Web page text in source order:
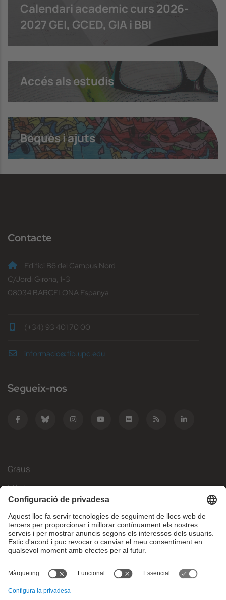
Calendari academic curs 2026-
2027 GEI, GCED, GIA i BBI
Accés als estudis
Beques i ajuts
Contacte
Edifici B6 del Campus Nord
C/Jordi Girona, 1-3
08034 BARCELONA Espanya
(+34) 93 401 70 00
informacio@fib.upc.edu
Segueix-nos
Graus
Màsters
Mobilitat Internacional
Recerca
Empresa
Què necessites?